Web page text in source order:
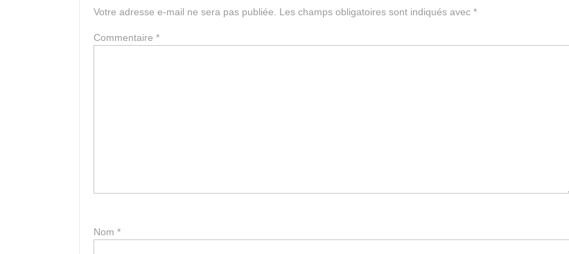
Votre adresse e-mail ne sera pas publiée. Les champs obligatoires sont indiqués avec *
Commentaire *
Nom *